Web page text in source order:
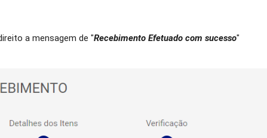
a mensagem de "Recebimento Efetuado com sucesso"